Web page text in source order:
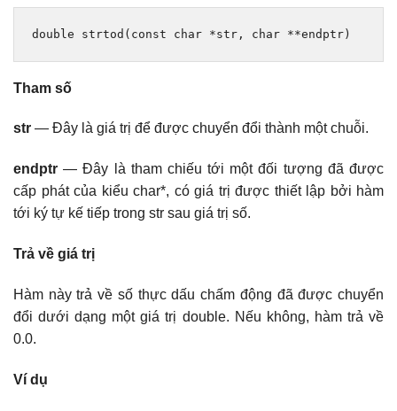
double strtod ( const char *str , char **endptr )
Tham số
str — Đây là giá trị để được chuyển đổi thành một chuỗi.
endptr — Đây là tham chiếu tới một đối tượng đã được
cấp phát của kiểu char*, có giá trị được thiết lập bởi hàm
tới ký tự kế tiếp trong str sau giá trị số.
Trả về giá trị
Hàm này trả về số thực dấu chấm động đã được chuyển
đổi dưới dạng một giá trị double. Nếu không, hàm trả về
0.0.
Ví dụ